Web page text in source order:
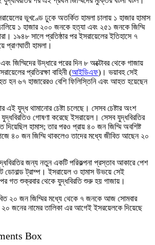
ভূখণ্ডে ঢুকে অতর্কিত হামলা চালায় ১ হাজার হামাস
১ হাজার ২০০ জনকে হত্যা এবং ২৫১ জনকে জিম্মি
১৯৪৮ সালে প্রতিষ্ঠার পর ইসরায়েলের ইতিহাসে ৭
প্রাণঘাতী হামলা।
এবং জিম্মিদের উদ্ধারে পরের দিন ৮ অক্টোবর থেকে গাজায়
প্রতিরক্ষা বাহিনী (আইডিএফ)। ভয়াবহ সেই
হন ৬৭ হাজারেরও বেশি ফিলিস্তিনি এবং আহত হয়েছেন
যুদ্ধ থামানোর চেষ্টা চলেছে। সেসব চেষ্টার অংশ
গোষণা করেছে ইসরায়েল। সেসব যুদ্ধবিরতির
দিয়েছিল হামাস; তার পরও প্রায় ৪০ জন জিম্মি অবশিষ্ট
৪০ জন জিম্মি থাকলেও তাদের মধ্যে জীবিত আছেন ২০
জন্য নতুন একটি পরিকল্পনা প্রস্তাব আকারে পেশ
ডোনাল্ড ট্রাম্প। ইসরায়েল ও হামাস উভয়ে সেই
পর গত শুক্রবার থেকে যুদ্ধবিরতি শুরু হয় গাজায়।
২০ জন জিম্মির মধ্যে থেকে ৭ জনকে আজ সোমবার
জনের নামের তালিকা এর আগেই ইসরয়েলকে দিয়েছে
Box